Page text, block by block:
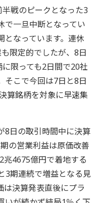
戦のピークとなった3
で一旦中断となってい
となっています。連休
限定的でしたが、8日
限っても2日間で20社
そこで今回は7日と8日
算銘柄を対象に早速集
8日の取引時間中に決算
の営業利益は原価改善
兆4675億円で着地する
3期連続で増益となる見
は決算発表直後にプラ